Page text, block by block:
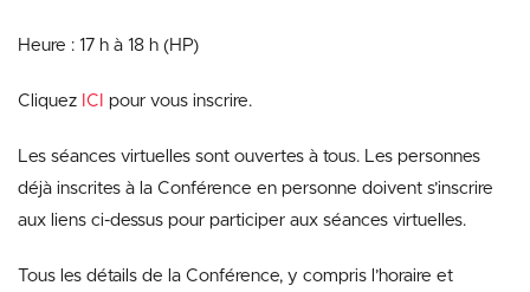
Heure : 17 h à 18 h (HP)
Cliquez ICI pour vous inscrire.
Les séances virtuelles sont ouvertes à tous. Les personnes
déjà inscrites à la Conférence en personne doivent s’inscrire
aux liens ci-dessus pour participer aux séances virtuelles.
Tous les détails de la Conférence, y compris l’horaire et